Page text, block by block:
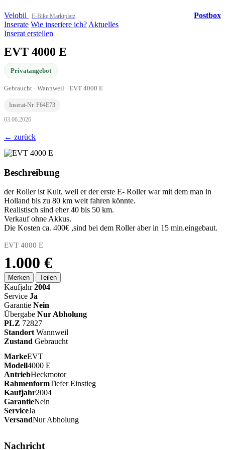
Velobil E-Bike Marktplatz
Postbox
Inserate Wie inseriere ich? Aktuelles
Inserat erstellen
EVT 4000 E
Privatangebot
Gebraucht · Wannweil · EVT 4000 E
Inserat-Nr. F64E73
03.06.2026
← zurück
Beschreibung
der Roller ist Kult, weil er der erste E- Roller war mit dem man in
Holland bis zu 80 km weit fahren könnte.
Realistisch sind eher 40 bis 50 km.
Verkauf ohne Akkus.
Die Kosten ca. 400€ ,sind bei dem Roller aber in 15 min.eingebaut.
EVT 4000 E
1.000 €
Merken Teilen
Kaufjahr 2004
Service Ja
Garantie Nein
Übergabe Nur Abholung
PLZ 72827
Standort Wannweil
Zustand Gebraucht
MarkeEVT
Modell4000 E
AntriebHeckmotor
RahmenformTiefer Einstieg
Kaufjahr2004
GarantieNein
ServiceJa
VersandNur Abholung
Nachricht